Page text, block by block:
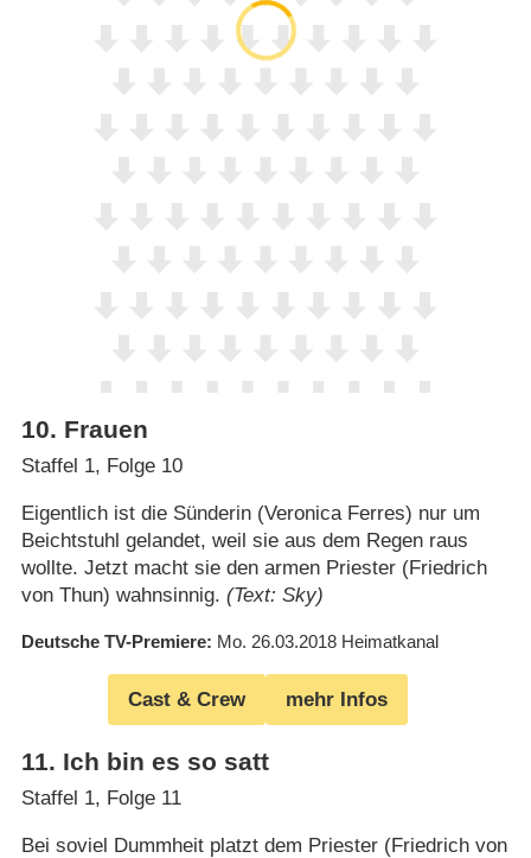
10. Frauen
Staffel 1, Folge 10
Eigentlich ist die Sünderin (Veronica Ferres) nur um
Beichtstuhl gelandet, weil sie aus dem Regen raus
wollte. Jetzt macht sie den armen Priester (Friedrich
von Thun) wahnsinnig. (Text: Sky)
Deutsche TV-Premiere Mo. 26.03.2018 Heimatkanal
Cast & Crew mehr Infos
11. Ich bin es so satt
Staffel 1, Folge 11
Bei soviel Dummheit platzt dem Priester (Friedrich von